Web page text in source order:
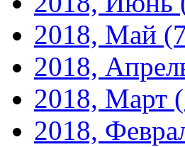
2018, Май
2018,
2018, Март
2018,